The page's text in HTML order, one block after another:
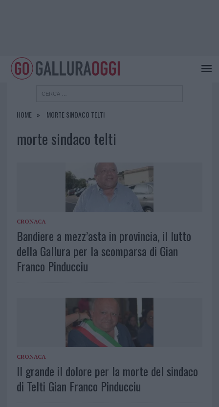
HOME MORTE SINDACO TELTI
morte sindaco telti
CRONACA
Bandiere a mezz’asta in provincia, il lutto
della Gallura per la scomparsa di Gian
Franco Pinducciu
CRONACA
Il grande il dolore per la morte del sindaco
di Telti Gian Franco Pinducciu